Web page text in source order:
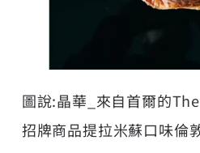
圖說:晶華_來自首爾的
招牌商品提拉米蘇口味倫